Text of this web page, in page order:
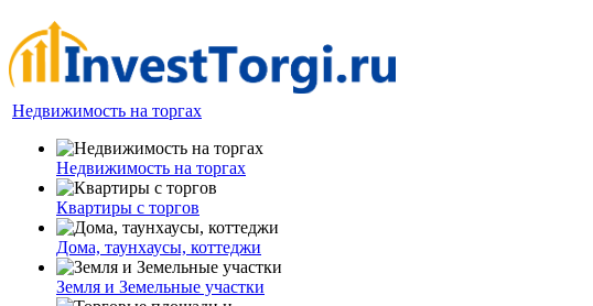
Недвижимость на торгах
Недвижимость на торгах
Квартиры с торгов
Дома, таунхаусы, коттеджи
Земля и Земельные участки